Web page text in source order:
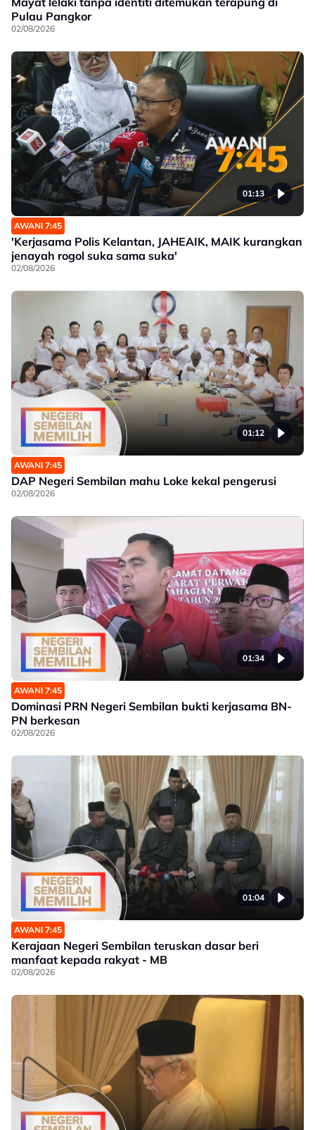
Pulau Pangkor
02/08/2026
01:13
AWANI 7:45
'Kerjasama Polis Kelantan, JAHEAIK, MAIK kurangkan
jenayah rogol suka sama suka'
02/08/2026
01:12
AWANI 7:45
DAP Negeri Sembilan mahu Loke kekal pengerusi
02/08/2026
01:34
AWANI 7:45
Dominasi PRN Negeri Sembilan bukti kerjasama BN-
PN berkesan
02/08/2026
01:04
AWANI 7:45
Kerajaan Negeri Sembilan teruskan dasar beri
manfaat kepada rakyat - MB
02/08/2026